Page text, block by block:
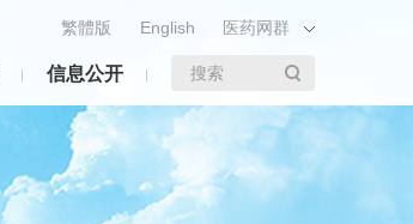
信息公开
医药网群
繁體版 English
搜索